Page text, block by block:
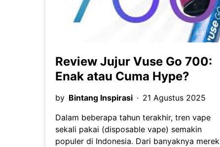
Review Jujur Vuse Go 700:
Enak atau Cuma Hype?
by Bintang Inspirasi
21 Agustus 2025
Dalam beberapa tahun terakhir, tren vape
sekali pakai (disposable vape) semakin
populer di Indonesia. Dari banyaknya merek